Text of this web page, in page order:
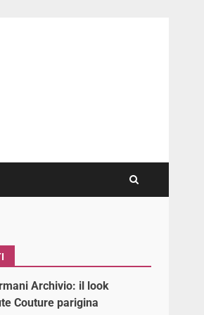
Archivio: il look
Couture parigina